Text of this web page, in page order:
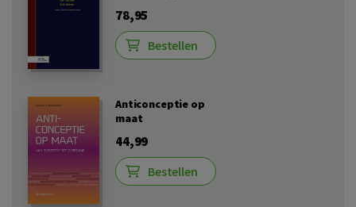
78,95
Bestellen
Anticonceptie op
maat
44,99
Bestellen